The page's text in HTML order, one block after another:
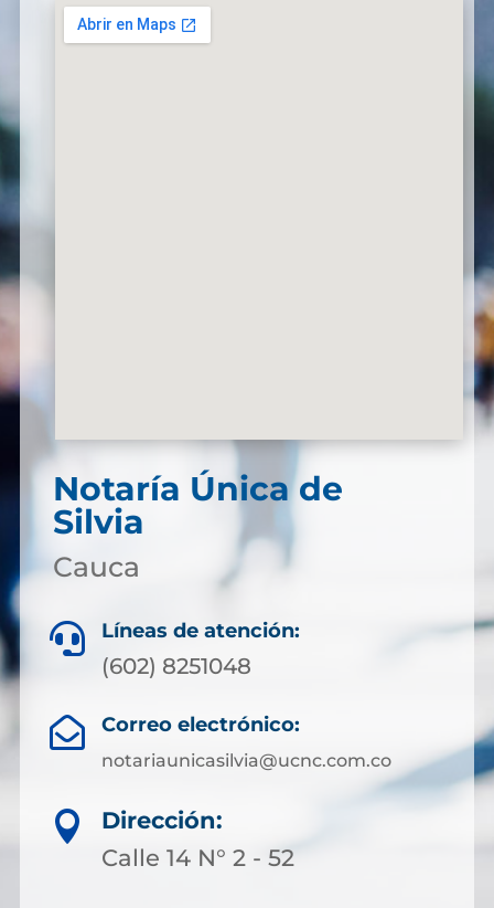
Notaría Única de
Silvia
Cauca
 Líneas de atención:
(602) 8251048
 Correo electrónico:
notariaunicasilvia@ucnc.com.co

Dirección:
Calle 14 N° 2 - 52